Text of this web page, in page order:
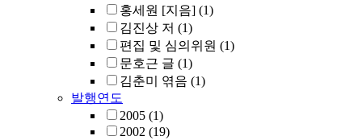
홍세원 [지음] (1)
김진상 저 (1)
편집 및 심의위원 (1)
문호근 글 (1)
김춘미 엮음 (1)
발행연도
2005 (1)
2002 (19)